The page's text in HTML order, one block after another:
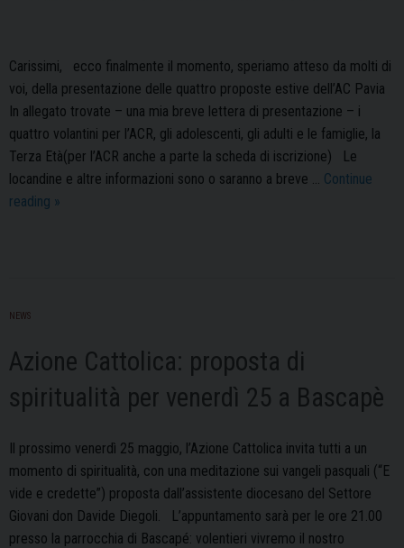
Carissimi, ecco finalmente il momento, speriamo atteso da molti di
voi, della presentazione delle quattro proposte estive dell’AC Pavia
In allegato trovate – una mia breve lettera di presentazione – i
quattro volantini per l’ACR, gli adolescenti, gli adulti e le famiglie, la
Terza Età(per l’ACR anche a parte la scheda di iscrizione) Le
locandine e altre informazioni sono o saranno a breve … Continue
reading Azione
»
NEWS
Azione Cattolica: proposta di
spiritualità per venerdì 25 a Bascapè
Il prossimo venerdì 25 maggio, l’Azione Cattolica invita tutti a un
momento di spiritualità, con una meditazione sui vangeli pasquali (“E
vide e credette”) proposta dall’assistente diocesano del Settore
Giovani don Davide Diegoli. L’appuntamento sarà per le ore 21.00
presso la parrocchia di Bascapé: volentieri vivremo il nostro